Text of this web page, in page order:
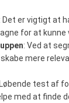
: Det er vigtigt at
for at kunne
: Ved at
mere
test af
med at finde